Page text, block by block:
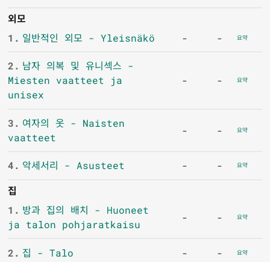
외모
1. 일반적인 외모 - Yleisnäkö - - 요약
2. 남자 의복 및 유니섹스 -
Miesten vaatteet ja
unisex
- - 요약
3. 여자의 옷 - Naisten
vaatteet
- - 요약
4. 악세서리 - Asusteet - - 요약
집
1. 방과 집의 배치 - Huoneet
ja talon pohjaratkaisu
- - 요약
2. 집 - Talo - - 요약